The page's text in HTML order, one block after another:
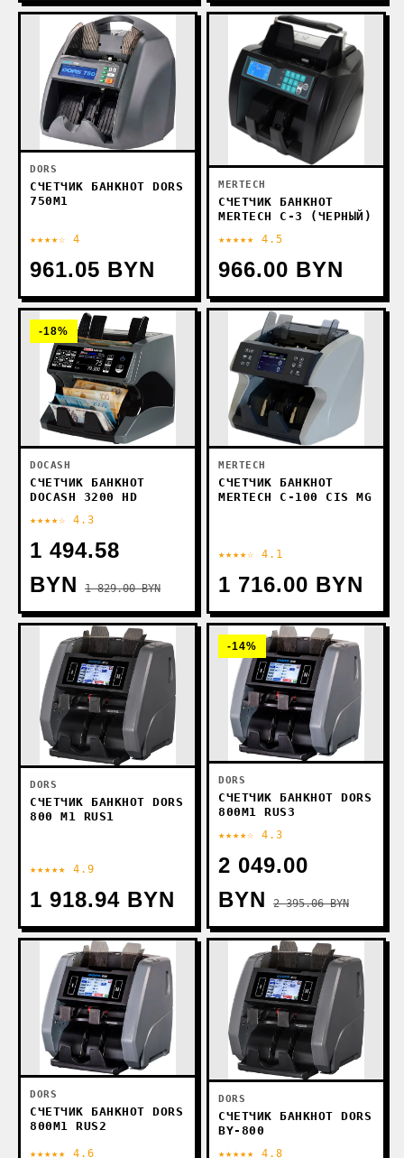
DORS
СЧЕТЧИК БАНКНОТ DORS
750M1
★★★★☆ 4
961.05 BYN
MERTECH
СЧЕТЧИК БАНКНОТ
MERTECH C-3 (ЧЕРНЫЙ)
★★★★★ 4.5
966.00 BYN
-18%
DOCASH
СЧЕТЧИК БАНКНОТ
DOCASH 3200 HD
★★★★☆ 4.3
1 494.58
BYN
1 829.00 BYN
MERTECH
СЧЕТЧИК БАНКНОТ
MERTECH C-100 CIS MG
★★★★☆ 4.1
1 716.00 BYN
DORS
СЧЕТЧИК БАНКНОТ DORS
800 M1 RUS1
★★★★★ 4.9
1 918.94 BYN
-14%
DORS
СЧЕТЧИК БАНКНОТ DORS
800M1 RUS3
★★★★☆ 4.3
2 049.00
BYN
2 395.06 BYN
DORS
СЧЕТЧИК БАНКНОТ DORS
800M1 RUS2
★★★★★ 4.6
DORS
СЧЕТЧИК БАНКНОТ DORS
BY-800
★★★★★ 4.8